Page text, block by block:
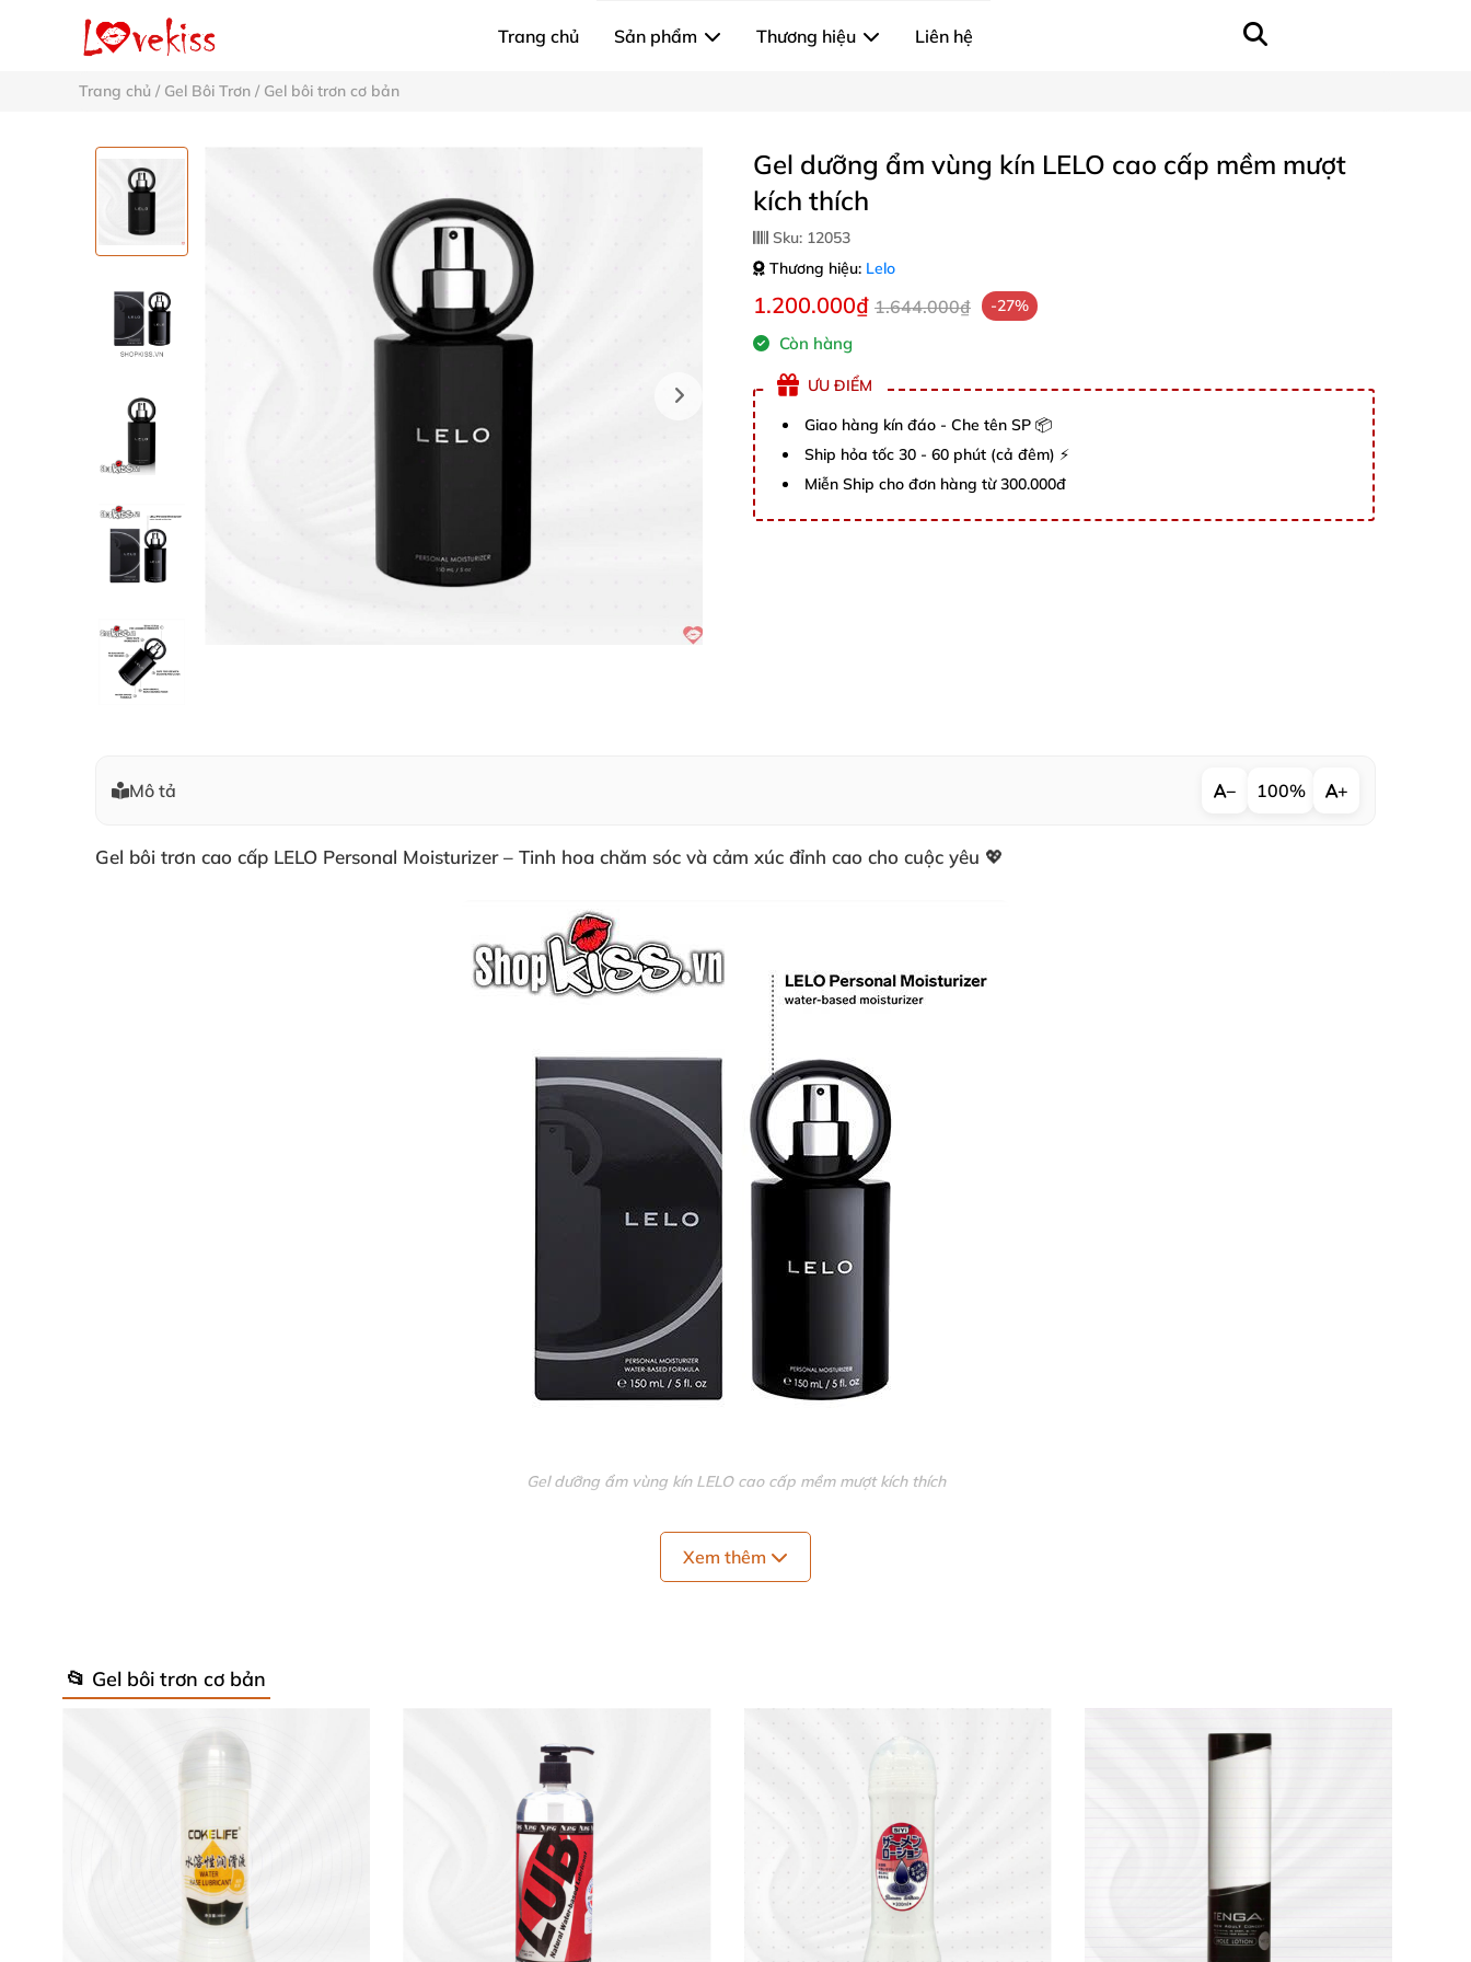
Trang chủ Sản phẩm Thương hiệu Liên hệ
Trang chủ / Gel Bôi Trơn / Gel bôi trơn cơ bản
Gel dưỡng ẩm vùng kín LELO cao cấp mềm mượt
kích thích
Sku: 12053
Thương hiệu: Lelo
1.200.000₫ 1.644.000₫ -27%
Còn hàng
ƯU ĐIỂM
Giao hàng kín đáo - Che tên SP 📦
Ship hỏa tốc 30 - 60 phút (cả đêm) ⚡
Miễn Ship cho đơn hàng từ 300.000đ
Mô tả − 100% +
Gel bôi trơn cao cấp LELO Personal Moisturizer – Tinh hoa chăm sóc và cảm xúc đỉnh cao cho cuộc yêu 💖
Gel dưỡng ẩm vùng kín LELO cao cấp mềm mượt kích thích
Công thức an toàn, dịu nhẹ cho làn da nhạy cảm 🌿
Gel bôi trơn dùng công nghệ gốc nước, không chứa glycerin và paraben nên tuyệt đối an toàn cho vùng kín nhạy cảm. Thành phần thiên nhiên quý
giá như chiết xuất nhân sâm, guarana, nha đam và yến mạch giúp dưỡng ẩm sâu, phục hồi và bảo vệ làn da mềm mịn. Đặc biệt, gel không màu,
không mùi, không gây bết dính, dễ dàng rửa sạch sau khi dùng.
Thông số sản phẩm chi tiết 🔥
Xem thêm
📂 Gel bôi trơn cơ bản